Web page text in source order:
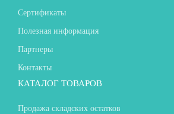
Сертификаты
Полезная информация
Партнеры
Контакты
КАТАЛОГ ТОВАРОВ
Продажа складских остатков